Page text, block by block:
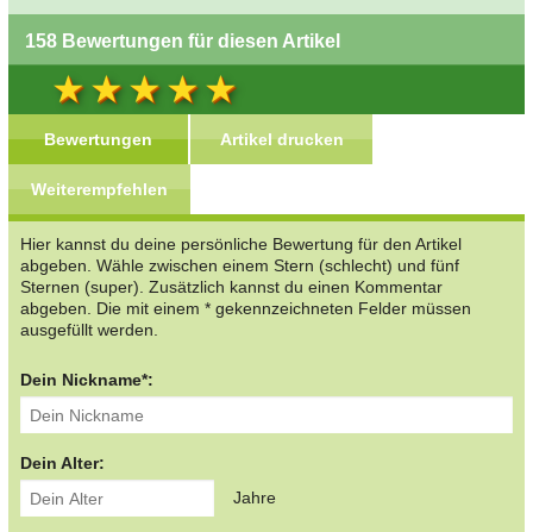
158 Bewertungen für diesen Artikel
Bewertungen Artikel drucken
Weiterempfehlen
Hier kannst du deine persönliche Bewertung für den Artikel
abgeben. Wähle zwischen einem Stern (schlecht) und fünf
Sternen (super). Zusätzlich kannst du einen Kommentar
abgeben. Die mit einem * gekennzeichneten Felder müssen
ausgefüllt werden.
Dein Nickname*:
Dein Alter:
Jahre